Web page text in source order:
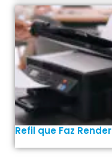
Refil que Faz Render